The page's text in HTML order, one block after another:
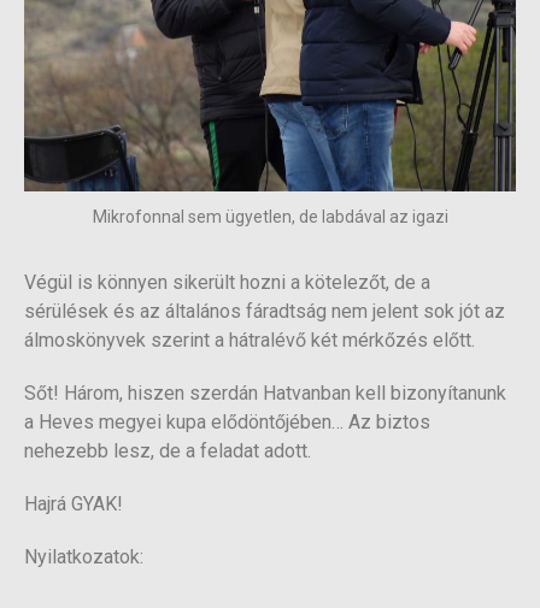
Mikrofonnal sem ügyetlen, de labdával az igazi
Végül is könnyen sikerült hozni a kötelezőt, de a
sérülések és az általános fáradtság nem jelent sok jót az
álmoskönyvek szerint a hátralévő két mérkőzés előtt.
Sőt! Három, hiszen szerdán Hatvanban kell bizonyítanunk
a Heves megyei kupa elődöntőjében… Az biztos
nehezebb lesz, de a feladat adott.
Hajrá GYAK!
Nyilatkozatok: